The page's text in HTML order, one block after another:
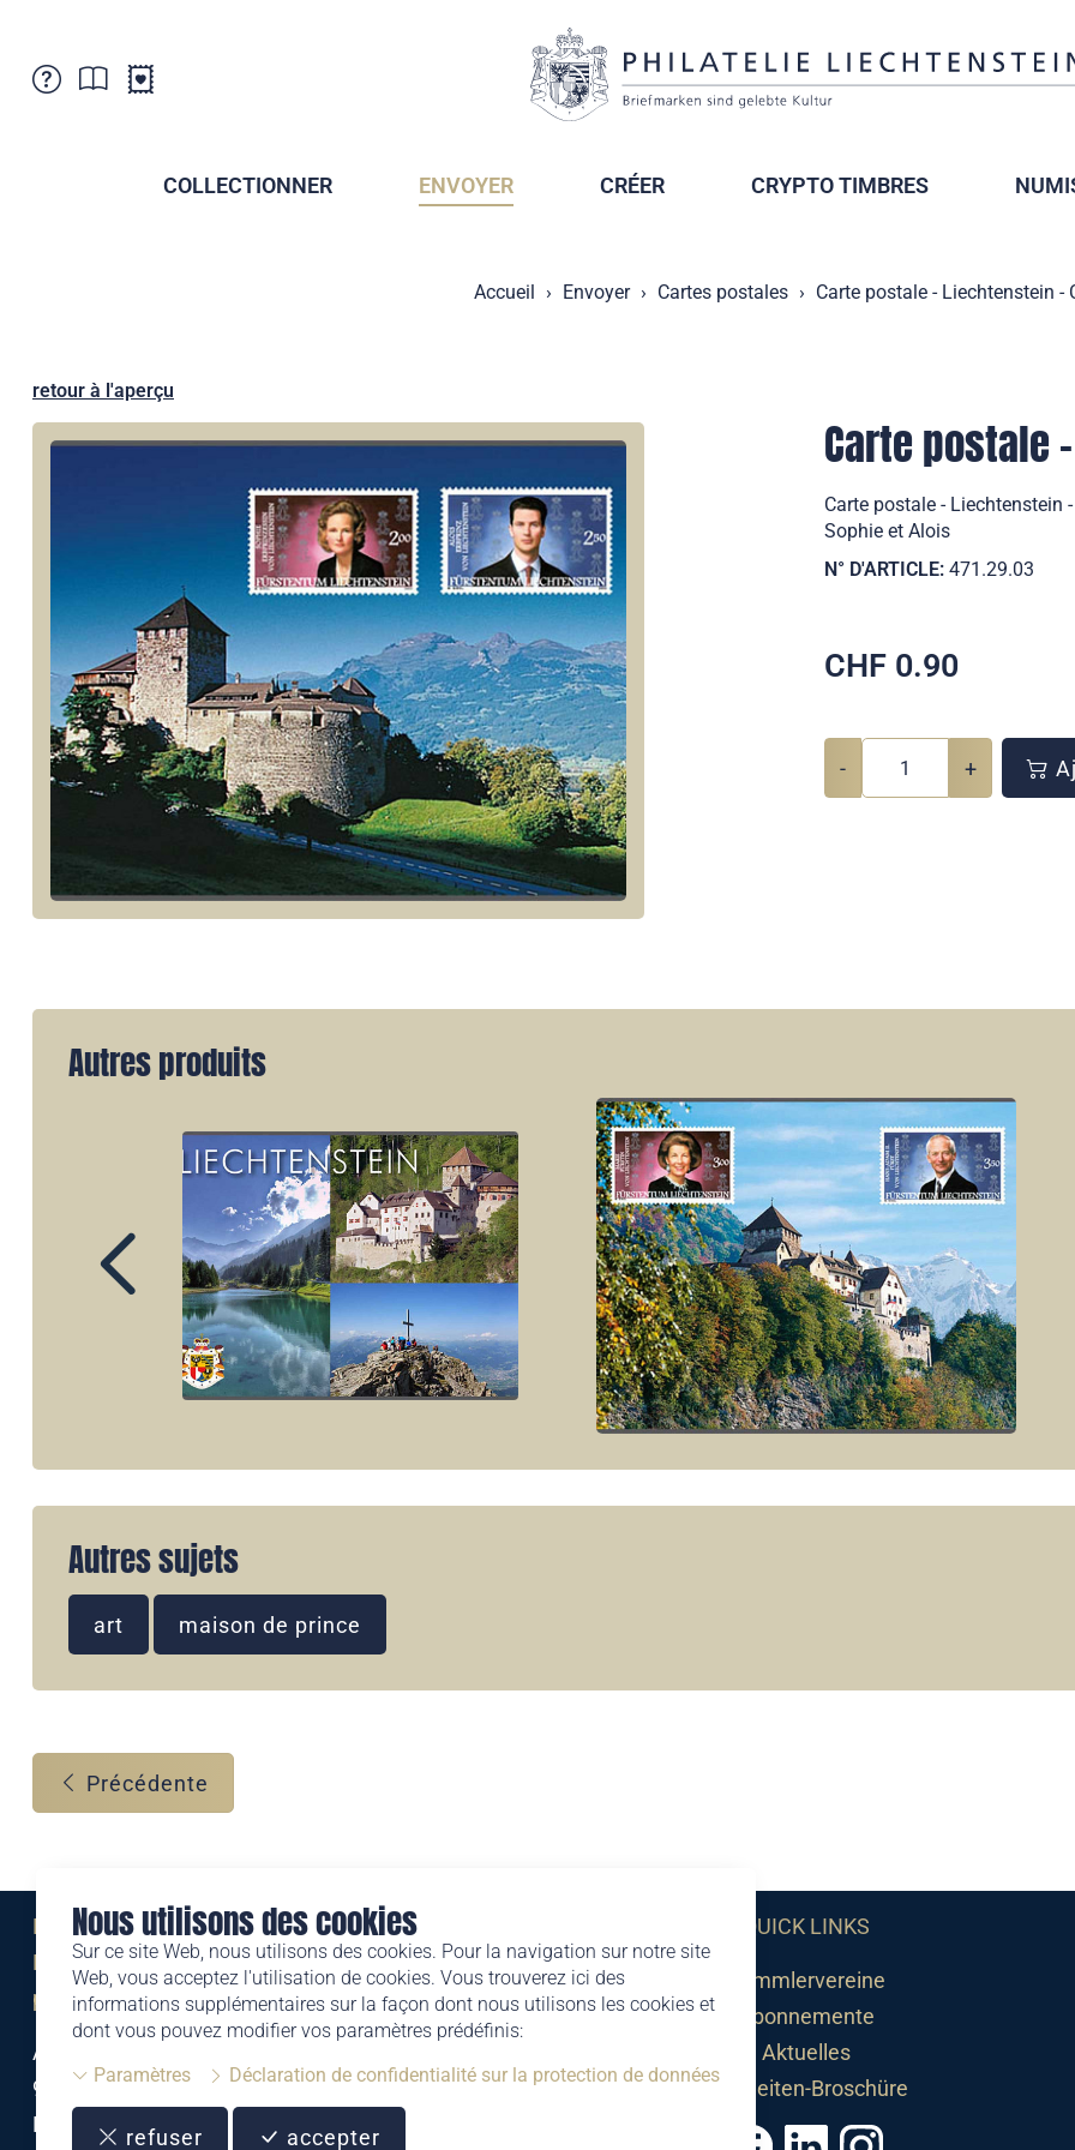
Nous utilisons des cookies
Sur ce site Web, nous utilisons des cookies. Pour la navigation sur notre site
Web, vous acceptez l'utilisation de cookies. Vous trouverez ici des
informations supplémentaires sur la façon dont nous utilisons les cookies et
dont vous pouvez modifier vos paramètres prédéfinis:
Paramètres
Déclaration de confidentialité sur la protection de données
refuser accepter
Points de vente
AbonnementCOLLECTIONNER ENVOYER CRÉER CRYPTO TIMBRES
Accueil Envoyer Cartes postales Carte postale - Liechtenstein -
retour à l'aperçu
Carte postale
Carte postale - Liechtenstein
Sophie et Alois
N° D'ARTICLE: 471.29.03
CHF 0.90
- +
Autres produits
Autres sujets
art maison de prince
Précédente
Eine Marke der
Liechtensteinischen Post AG
post.li
Alte Zollstrasse 11
9494 Schaan
Liechtenstein
QUICK LINKS
Sammlervereine
Abonnemente
Aktuelles
Neuheiten-Broschüre